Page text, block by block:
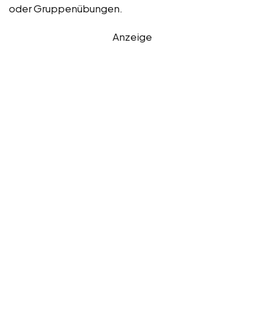
oder Gruppenübungen.
Anzeige